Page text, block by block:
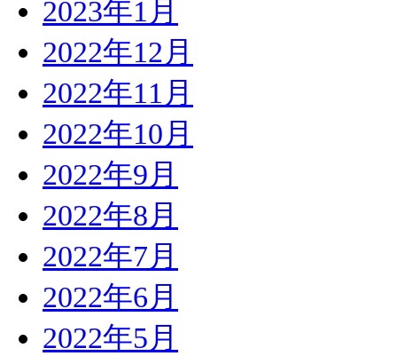
2023年1月
2022年12月
2022年11月
2022年10月
2022年9月
2022年8月
2022年7月
2022年6月
2022年5月